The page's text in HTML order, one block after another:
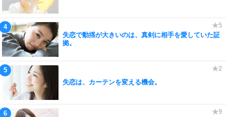
失恋で動揺が大きいのは、真剣に相手を愛していた証
拠。
失恋は、カーテンを変える機会。